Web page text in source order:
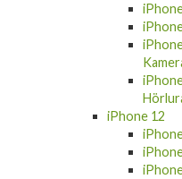
iPhone 12